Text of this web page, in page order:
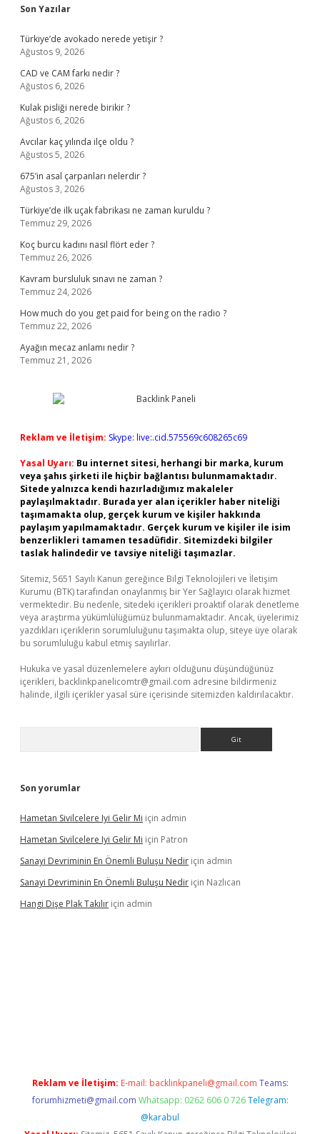
Sidebar
Son Yazılar
Türkiye’de avokado nerede yetişir ?
Ağustos 9, 2026
CAD ve CAM farkı nedir ?
Ağustos 6, 2026
Kulak pisliği nerede birikir ?
Ağustos 6, 2026
Avcılar kaç yılında ilçe oldu ?
Ağustos 5, 2026
675’in asal çarpanları nelerdir ?
Ağustos 3, 2026
Türkiye’de ilk uçak fabrikası ne zaman kuruldu ?
Temmuz 29, 2026
Koç burcu kadını nasıl flört eder ?
Temmuz 26, 2026
Kavram bursluluk sınavı ne zaman ?
Temmuz 24, 2026
How much do you get paid for being on the radio ?
Temmuz 22, 2026
Ayağın mecaz anlamı nedir ?
Temmuz 21, 2026
Reklam ve İletişim: Skype: live:.cid.575569c608265c69
Yasal Uyarı: Bu internet sitesi, herhangi bir marka, kurum
veya şahıs şirketi ile hiçbir bağlantısı bulunmamaktadır.
Sitede yalnızca kendi hazırladığımız makaleler
paylaşılmaktadır. Burada yer alan içerikler haber niteliği
taşımamakta olup, gerçek kurum ve kişiler hakkında
paylaşım yapılmamaktadır. Gerçek kurum ve kişiler ile isim
benzerlikleri tamamen tesadüfidir. Sitemizdeki bilgiler
taslak halindedir ve tavsiye niteliği taşımazlar.
Sitemiz, 5651 Sayılı Kanun gereğince Bilgi Teknolojileri ve İletişim
Kurumu (BTK) tarafından onaylanmış bir Yer Sağlayıcı olarak hizmet
vermektedir. Bu nedenle, sitedeki içerikleri proaktif olarak denetleme
veya araştırma yükümlülüğümüz bulunmamaktadır. Ancak, üyelerimiz
yazdıkları içeriklerin sorumluluğunu taşımakta olup, siteye üye olarak
bu sorumluluğu kabul etmiş sayılırlar.
Hukuka ve yasal düzenlemelere aykırı olduğunu düşündüğünüz
içerikleri, backlinkpanelicomtr@gmail.com adresine bildirmeniz
halinde, ilgili içerikler yasal süre içerisinde sitemizden kaldırılacaktır.
Son yorumlar
Hametan Sivilcelere Iyi Gelir Mi için admin
Hametan Sivilcelere Iyi Gelir Mi için Patron
Sanayi Devriminin En Önemli Buluşu Nedir için admin
Sanayi Devriminin En Önemli Buluşu Nedir için Nazlıcan
Hangi Dişe Plak Takılır için admin
Reklam ve İletişim: E-mail: backlinkpaneli@gmail.com Teams:
forumhizmeti@gmail.com Whatsapp: 0262 606 0 726 Telegram:
@karabul